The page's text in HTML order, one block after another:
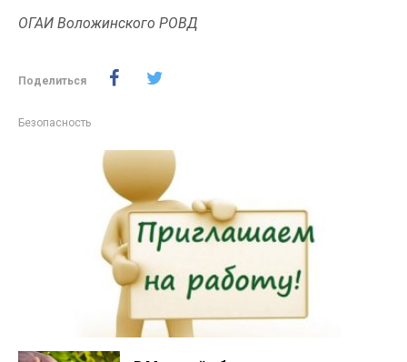
ОГАИ Воложинского РОВД
Поделиться
Безопасность